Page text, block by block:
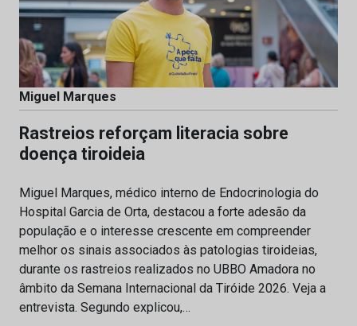
Miguel Marques
Rastreios reforçam literacia sobre
doença tiroideia
Miguel Marques, médico interno de Endocrinologia do
Hospital Garcia de Orta, destacou a forte adesão da
população e o interesse crescente em compreender
melhor os sinais associados às patologias tiroideias,
durante os rastreios realizados no UBBO Amadora no
âmbito da Semana Internacional da Tiróide 2026. Veja a
entrevista. Segundo explicou,…